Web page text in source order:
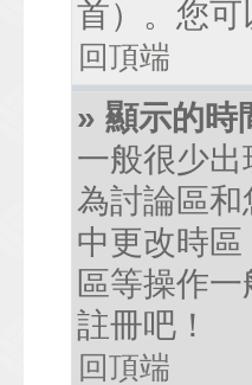
首）。您
回頂端
» 顯示的時
一般很少
為討論區
中更改時
區等操作
註冊吧！
回頂端